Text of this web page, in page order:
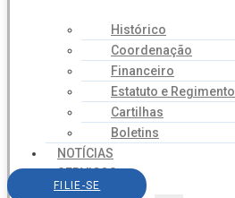
Histórico
Coordenação
Financeiro
Estatuto e Regimento
Cartilhas
Boletins
NOTÍCIAS
SERVIÇOS
AGENDA
FILIE-SE